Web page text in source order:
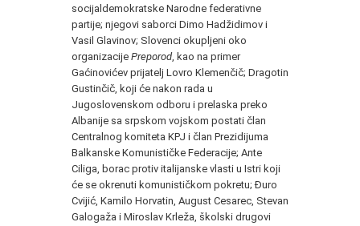
socijaldemokratske Narodne federativne
partije; njegovi saborci Dimo Hadžidimov i
Vasil Glavinov; Slovenci okupljeni oko
organizacije Preporod, kao na primer
Gaćinovićev prijatelj Lovro Klemenčič; Dragotin
Gustinčič, koji će nakon rada u
Jugoslovenskom odboru i prelaska preko
Albanije sa srpskom vojskom postati član
Centralnog komiteta KPJ i član Prezidijuma
Balkanske Komunističke Federacije; Ante
Ciliga, borac protiv italijanske vlasti u Istri koji
će se okrenuti komunističkom pokretu; Đuro
Cvijić, Kamilo Horvatin, August Cesarec, Stevan
Galogaža i Miroslav Krleža, školski drugovi